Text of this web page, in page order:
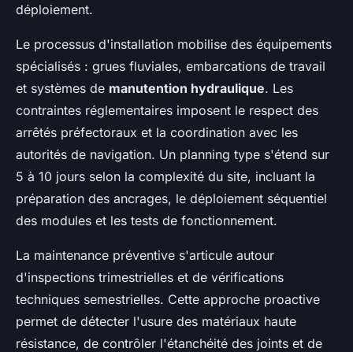
déploiement.
Le processus d'installation mobilise des équipements
spécialisés : grues fluviales, embarcations de travail
et systèmes de manutention hydraulique. Les
contraintes réglementaires imposent le respect des
arrêtés préfectoraux et la coordination avec les
autorités de navigation. Un planning type s'étend sur
5 à 10 jours selon la complexité du site, incluant la
préparation des ancrages, le déploiement séquentiel
des modules et les tests de fonctionnement.
La maintenance préventive s'articule autour
d'inspections trimestrielles et de vérifications
techniques semestrielles. Cette approche proactive
permet de détecter l'usure des matériaux haute
résistance, de contrôler l'étanchéité des joints et de